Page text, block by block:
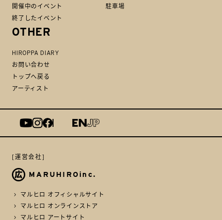
開催中のイベント
終了したイベント
駐車場
OTHER
HIROPPA DIARY
お問い合わせ
トップへ戻る
アーティスト
[運営会社]
MARUHIROinc.
マルヒロ オフィシャルサイト
マルヒロ オンラインストア
マルヒロ アートサイト